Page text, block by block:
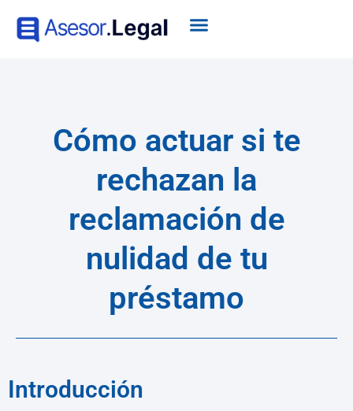
Cómo actuar si te
rechazan la
reclamación de
nulidad de tu
préstamo
Introducción